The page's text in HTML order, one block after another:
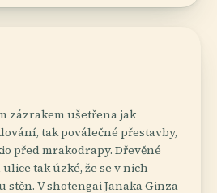
zázrakem ušetřena jak
tak poválečné přestavby,
před mrakodrapy. Dřevěné
tak úzké, že se v nich
stěn. V shotengai Janaka Ginza